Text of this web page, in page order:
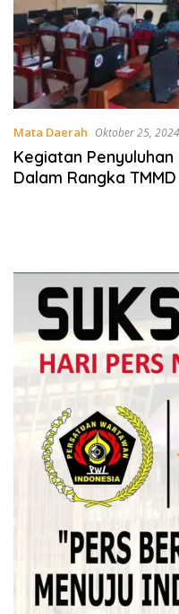
Mata Daerah Oktober 25, 2024
Kegiatan
Dalam Rangka